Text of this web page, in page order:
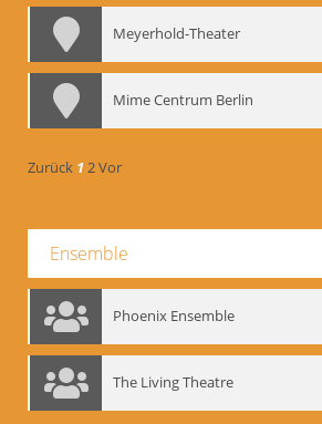
Meyerhold-Theater
Mime Centrum Berlin
Zurück 12Vor
Ensemble
Phoenix Ensemble
The Living Theatre